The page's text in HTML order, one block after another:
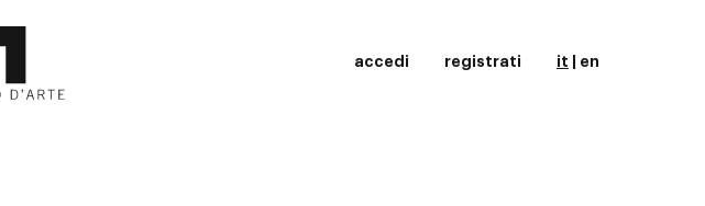
accedi registrati it en